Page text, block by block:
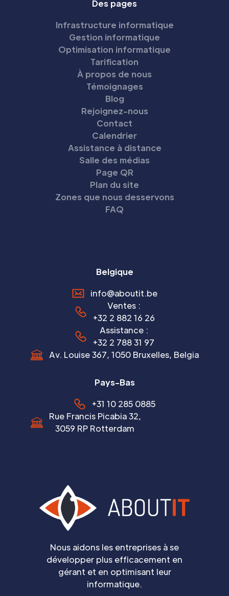
Nous aidons les entreprises à se
développer plus efficacement en
gérant et en optimisant leur
informatique.
Des pages
Infrastructure informatique
Gestion informatique
Optimisation informatique
Tarification
À propos de nous
Témoignages
Blog
Rejoignez-nous
Contact
Calendrier
Assistance à distance
Salle des médias
Page QR
Plan du site
Zones que nous desservons
FAQ
Belgique
info@aboutit.be
Ventes :
+32 2 882 16 26
Assistance :
+32 2 788 31 97
Av. Louise 367, 1050 Bruxelles, Belgia
Pays-Bas
+31 10 285 0885
Rue Francis Picabia 32,
3059 RP Rotterdam